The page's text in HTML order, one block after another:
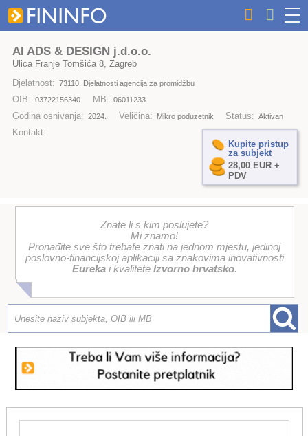
AI ADS & DESIGN j.d.o.o.
Ulica Franje Tomšića 8, Zagreb
Djelatnost: 73110, Djelatnosti agencija za promidžbu
OIB: 03722156340 MB: 06011233
Godina osnivanja: 2024. Veličina: Mikro poduzetnik Status: Aktivan
Kontakt:
Kupite pristup
za subjekt
28,00 EUR +
PDV
Znate li s kim poslujete?
Mi znamo!
Pronađite sve što trebate znati na jednom mjestu, jedinoj
poslovno-financijskoj aplikaciji sa znakovima inovativnosti
Eurekai kvalitete Izvorno hrvatsko.